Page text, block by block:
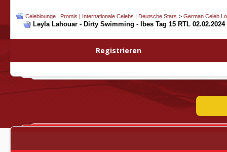
Celeblounge | Promis | Internationale Celebs | Deutsche Stars > German Celeb
Leyla Lahouar - Dirty Swimming - Ibes Tag 15 RTL
Registrieren